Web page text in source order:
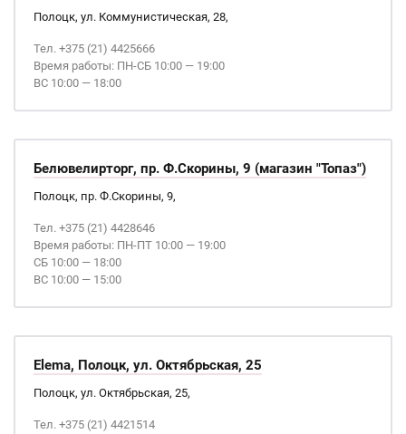
Полоцк, ул. Коммунистическая, 28,
Тел. +375 (21) 4425666
Время работы: ПН-СБ 10:00 — 19:00
ВС 10:00 — 18:00
Белювелирторг, пр. Ф.Скорины, 9 (магазин "Топаз")
Полоцк, пр. Ф.Скорины, 9,
Тел. +375 (21) 4428646
Время работы: ПН-ПТ 10:00 — 19:00
СБ 10:00 — 18:00
ВС 10:00 — 15:00
Elema, Полоцк, ул. Октябрьская, 25
Полоцк, ул. Октябрьская, 25,
Тел. +375 (21) 4421514